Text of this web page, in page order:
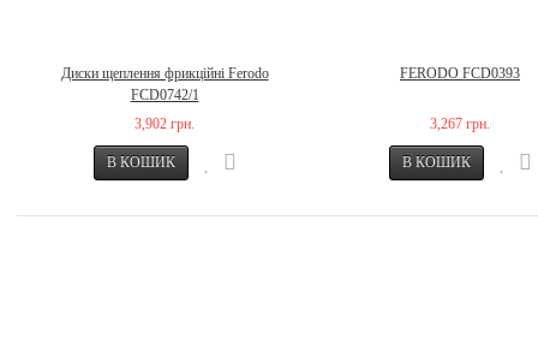
Диски щеплення фрикційні Ferodo
FCD0742/1
3,902 грн.
FERODO FCD0393
3,267 грн.